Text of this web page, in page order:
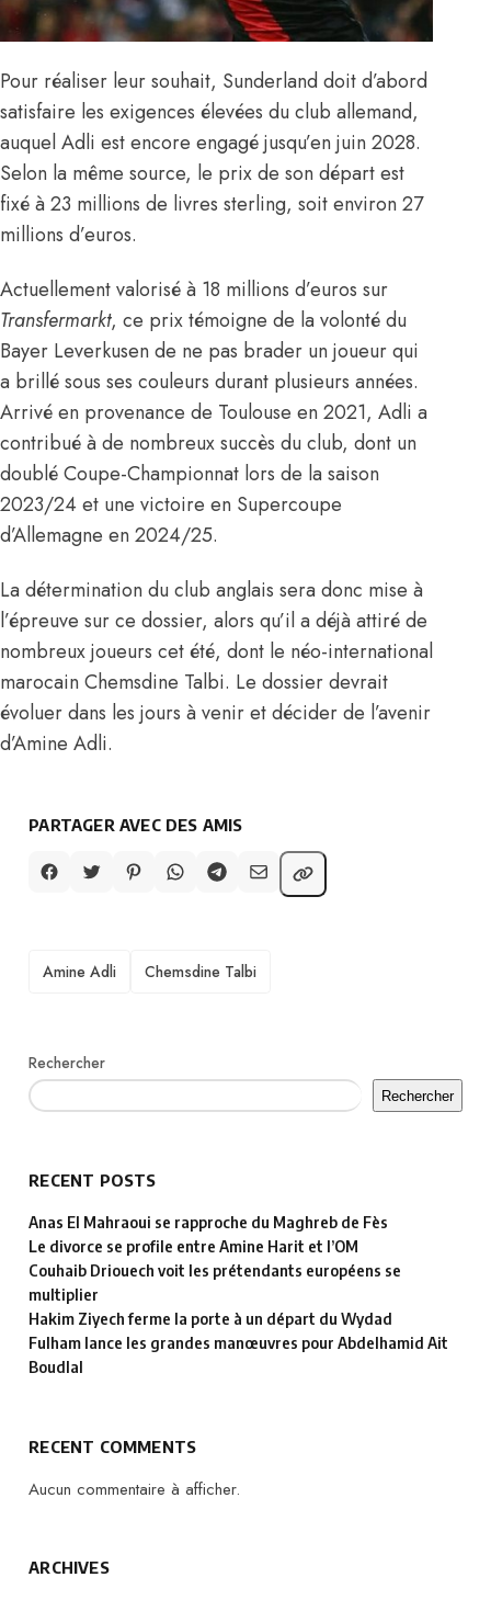
Pour réaliser leur souhait, Sunderland doit d’abord
satisfaire les exigences élevées du club allemand,
auquel Adli est encore engagé jusqu’en juin 2028.
Selon la même source, le prix de son départ est
fixé à 23 millions de livres sterling, soit environ 27
millions d’euros.
Actuellement valorisé à 18 millions d’euros sur
Transfermarkt, ce prix témoigne de la volonté du
Bayer Leverkusen de ne pas brader un joueur qui
a brillé sous ses couleurs durant plusieurs années.
Arrivé en provenance de Toulouse en 2021, Adli a
contribué à de nombreux succès du club, dont un
doublé Coupe-Championnat lors de la saison
2023/24 et une victoire en Supercoupe
d’Allemagne en 2024/25.
La détermination du club anglais sera donc mise à
l’épreuve sur ce dossier, alors qu’il a déjà attiré de
nombreux joueurs cet été, dont le néo-international
marocain Chemsdine Talbi. Le dossier devrait
évoluer dans les jours à venir et décider de l’avenir
d’Amine Adli.
PARTAGER AVEC DES AMIS
TAGS
Amine Adli Chemsdine Talbi
Rechercher
Rechercher
RECENT POSTS
Anas El Mahraoui se rapproche du Maghreb de Fès
Le divorce se profile entre Amine Harit et l’OM
Couhaib Driouech voit les prétendants européens se
multiplier
Hakim Ziyech ferme la porte à un départ du Wydad
Fulham lance les grandes manœuvres pour Abdelhamid Ait
Boudlal
RECENT COMMENTS
Aucun commentaire à afficher.
ARCHIVES